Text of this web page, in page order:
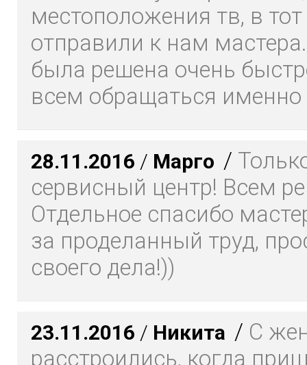
местоположения тв, в
отправили к нам
была решена очень
всем обращаться
28.11.2016 / Марго /
сервисный центр! Всем
Отдельное спасибо
за проделанный труд,
своего дела!))
23.11.2016 / Никита / С
расстроились, когда